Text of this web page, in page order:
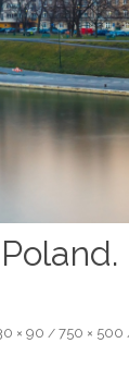
× 90 / 750 × 500